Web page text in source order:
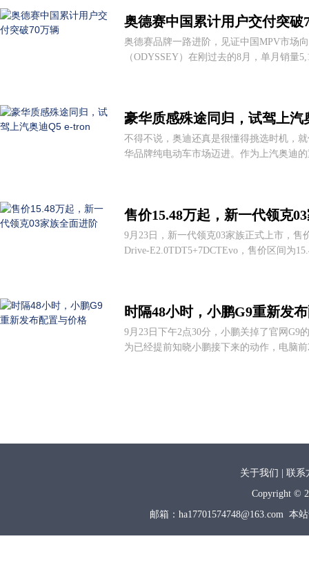
奥德赛中国累计用户交付突破
奥德赛品牌一路进阶，见证中国MPV市场
（ODYSSEY）在刚过去的8月，单月销量
豪华质感殊途同归，试驾上汽
不得不说，奥迪还真是很懂得挑选时机，
华品牌纯电动车市场迈进。作为上汽奥迪
售价15.48万起，新一代领克
9月23日，新一代领克03家族正式上市，售
Drive-E2.0TDT5+7DCTEvo，售价区间为
时隔48小时，小鹏G9重新发
9月23日下午2点30分，小鹏关掉了官网G9
为已经提前知晓小鹏接下来的动作，电脑
关于我们 | 联
Copyright ©
邮箱：ha17701574748@163.com